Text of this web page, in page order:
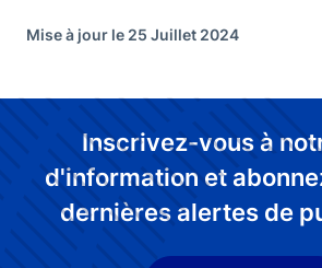
Mise à jour le 25 Juillet 2024
Inscrivez-vous à
d'information et
dernières alertes de